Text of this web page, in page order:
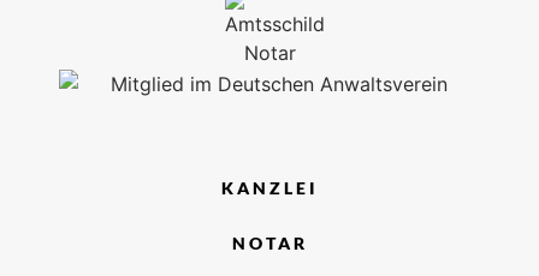
KANZLEI
NOTAR